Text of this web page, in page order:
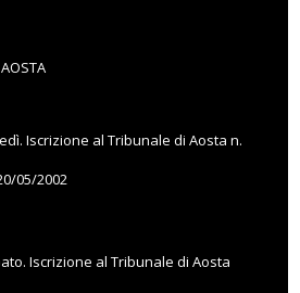
Iscrizione al Tribunale di Aosta n.
05/2002
Iscrizione al Tribunale di Aosta